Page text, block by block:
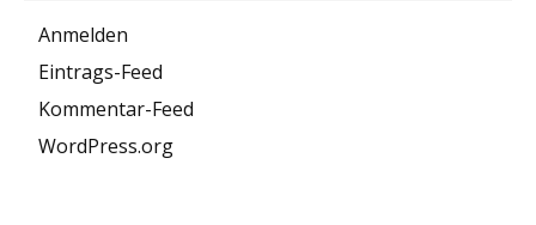
Anmelden
Eintrags-Feed
Kommentar-Feed
WordPress.org